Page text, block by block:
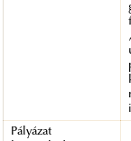
Pályázat